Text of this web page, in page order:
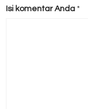
Isi komentar Anda *